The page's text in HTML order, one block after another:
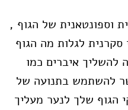
וספונטאנית של הגוף ,
סקרנית לגלות מה הגוף
להשליך איברים כמו
להשתמש בתנועה של
הגוף שלך לנער מעליך